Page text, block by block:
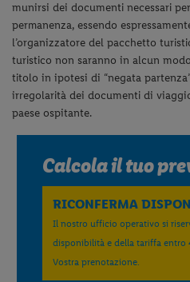
munirsi dei documenti necessari
permanenza, essendo
l’organizzatore del pacchetto
turistico non saranno in alcun
titolo in ipotesi di “negata
irregolarità dei documenti di
paese ospitante.
Calcola il tuo
RICONFERMA
Il nostro ufficio operativo si
disponibilità e della tariffa entro
Vostra prenotazione.